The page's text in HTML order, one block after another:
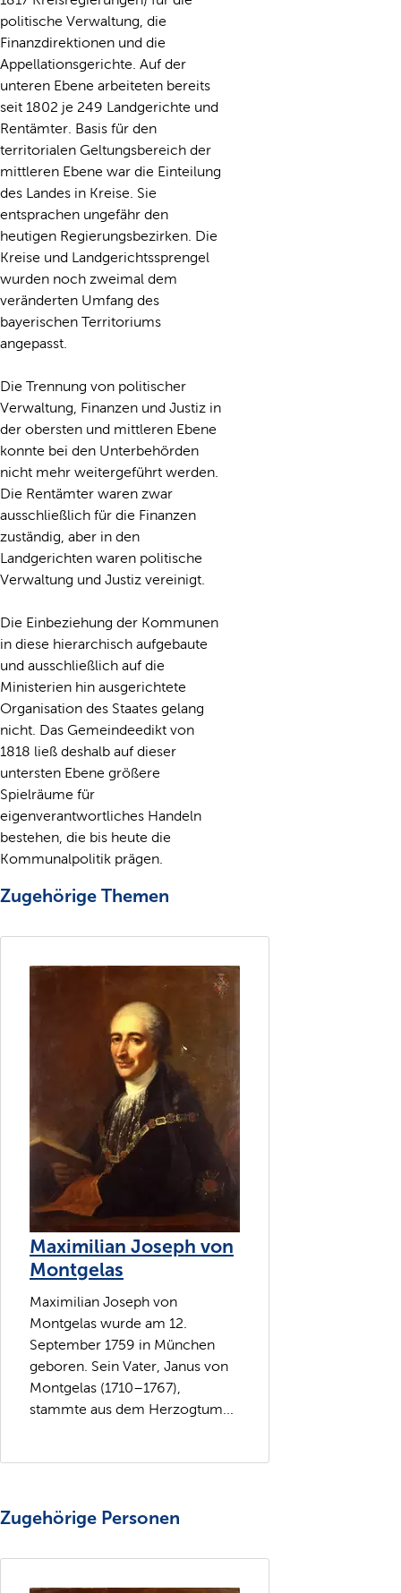
politische Verwaltung, die
Finanzdirektionen und die
Appellationsgerichte. Auf der
unteren Ebene arbeiteten bereits
seit 1802 je 249 Landgerichte und
Rentämter. Basis für den
territorialen Geltungsbereich der
mittleren Ebene war die Einteilung
des Landes in Kreise. Sie
entsprachen ungefähr den
heutigen Regierungsbezirken. Die
Kreise und Landgerichtssprengel
wurden noch zweimal dem
veränderten Umfang des
bayerischen Territoriums
angepasst.
Die Trennung von politischer
Verwaltung, Finanzen und Justiz in
der obersten und mittleren Ebene
konnte bei den Unterbehörden
nicht mehr weitergeführt werden.
Die Rentämter waren zwar
ausschließlich für die Finanzen
zuständig, aber in den
Landgerichten waren politische
Verwaltung und Justiz vereinigt.
Die Einbeziehung der Kommunen
in diese hierarchisch aufgebaute
und ausschließlich auf die
Ministerien hin ausgerichtete
Organisation des Staates gelang
nicht. Das Gemeindeedikt von
1818 ließ deshalb auf dieser
untersten Ebene größere
Spielräume für
eigenverantwortliches Handeln
bestehen, die bis heute die
Kommunalpolitik prägen.
Zugehörige Themen
Maximilian Joseph von
Montgelas
Maximilian Joseph von
Montgelas wurde am 12.
September 1759 in München
geboren. Sein Vater, Janus von
Montgelas (1710–1767),
stammte aus dem Herzogtum...
Zugehörige Personen